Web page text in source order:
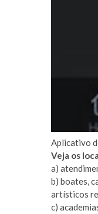
Aplicativo
Veja os
a)
b) boates,
artísticos
c)